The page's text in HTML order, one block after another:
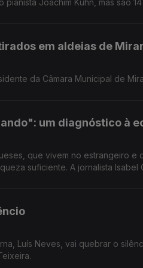
Joachim Kuhn, mas são
em aldeias de
da Câmara Municipal de
um diagnóstico à
que vivem no estrangeiro e
suficiente. A jornalista
Luís Neves, vai quebrar o